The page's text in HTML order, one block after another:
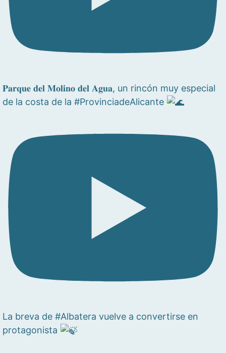
𝐏𝐚𝐫𝐪𝐮𝐞 𝐝𝐞𝐥 𝐌𝐨𝐥𝐢𝐧𝐨 𝐝𝐞𝐥 𝐀𝐠𝐮𝐚, un rincón muy especial
de la costa de la #ProvinciadeAlicante
La breva de #Albatera vuelve a convertirse en
protagonista